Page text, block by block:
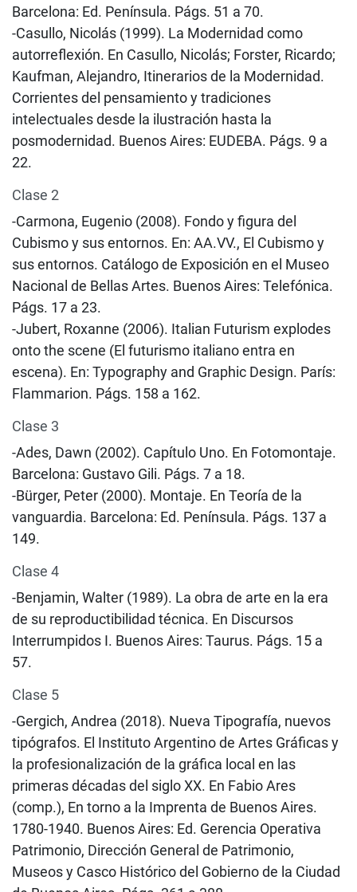
Barcelona: Ed. Península. Págs. 51 a 70.
-Casullo, Nicolás (1999). La Modernidad como
autorreflexión. En Casullo, Nicolás; Forster, Ricardo;
Kaufman, Alejandro, Itinerarios de la Modernidad.
Corrientes del pensamiento y tradiciones
intelectuales desde la ilustración hasta la
posmodernidad. Buenos Aires: EUDEBA. Págs. 9 a
22.
Clase 2
-Carmona, Eugenio (2008). Fondo y figura del
Cubismo y sus entornos. En: AA.VV., El Cubismo y
sus entornos. Catálogo de Exposición en el Museo
Nacional de Bellas Artes. Buenos Aires: Telefónica.
Págs. 17 a 23.
-Jubert, Roxanne (2006). Italian Futurism explodes
onto the scene (El futurismo italiano entra en
escena). En: Typography and Graphic Design. París:
Flammarion. Págs. 158 a 162.
Clase 3
-Ades, Dawn (2002). Capítulo Uno. En Fotomontaje.
Barcelona: Gustavo Gili. Págs. 7 a 18.
-Bürger, Peter (2000). Montaje. En Teoría de la
vanguardia. Barcelona: Ed. Península. Págs. 137 a
149.
Clase 4
-Benjamin, Walter (1989). La obra de arte en la era
de su reproductibilidad técnica. En Discursos
Interrumpidos I. Buenos Aires: Taurus. Págs. 15 a
57.
Clase 5
-Gergich, Andrea (2018). Nueva Tipografía, nuevos
tipógrafos. El Instituto Argentino de Artes Gráficas y
la profesionalización de la gráfica local en las
primeras décadas del siglo XX. En Fabio Ares
(comp.), En torno a la Imprenta de Buenos Aires.
1780-1940. Buenos Aires: Ed. Gerencia Operativa
Patrimonio, Dirección General de Patrimonio,
Museos y Casco Histórico del Gobierno de la Ciudad